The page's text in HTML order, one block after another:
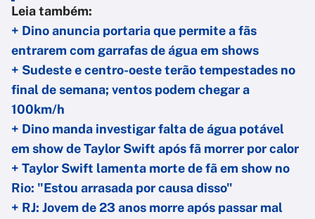
Leia também:
+ Dino anuncia portaria que permite a fãs
entrarem com garrafas de água em shows
+ Sudeste e centro-oeste terão tempestades no
final de semana; ventos podem chegar a
100km/h
+ Dino manda investigar falta de água potável
em show de Taylor Swift após fã morrer por calor
+ Taylor Swift lamenta morte de fã em show no
Rio: "Estou arrasada por causa disso"
+ RJ: Jovem de 23 anos morre após passar mal